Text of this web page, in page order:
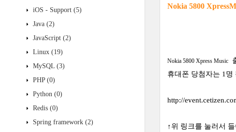
iOS - Support (5)
Java (2)
JavaScript (2)
Linux (19)
MySQL (3)
PHP (0)
Python (0)
Redis (0)
Spring framework (2)
Nokia 5800
Nokia 5800 Xpress Music
휴대폰 당첨자는 1
http://
↑위 링크를 눌러서